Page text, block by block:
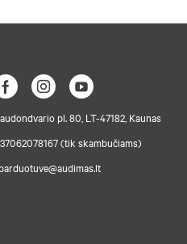
pl. 80, LT-47182, Kaunas
(tik skambučiams)